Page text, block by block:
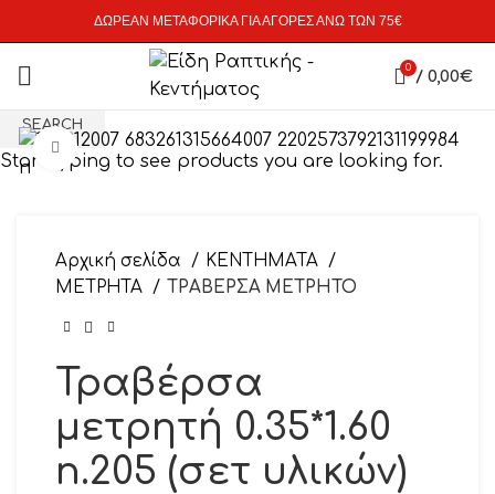
ΔΩΡΕΑΝ ΜΕΤΑΦΟΡΙΚΑ ΓΙΑ ΑΓΟΡΕΣ ΑΝΩ ΤΩΝ 75€
0 / 0,00€
Click to enlarge
Αρχική σελίδα
ΚΕΝΤΗΜΑΤΑ
ΜΕΤΡΗΤΑ
ΤΡΑΒΕΡΣΑ ΜΕΤΡΗΤΟ
Τραβέρσα
μετρητή 0.35*1.60
n.205 (σετ υλικών)
SEARCH
Start typing to see products you are looking for.